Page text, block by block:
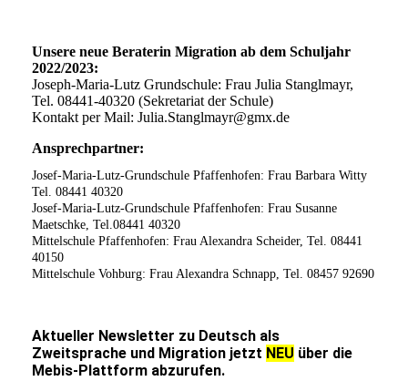
Unsere neue Beraterin Migration ab dem Schuljahr
2022/2023:
Joseph-Maria-Lutz Grundschule: Frau Julia Stanglmayr,
Tel. 08441-40320 (Sekretariat der Schule)
Kontakt per Mail: Julia.Stanglmayr@gmx.de
Ansprechpartner:
Josef-Maria-Lutz-Grundschule Pfaffenhofen: Frau Barbara Witty
Tel. 08441 40320
Josef-Maria-Lutz-Grundschule Pfaffenhofen: Frau Susanne
Maetschke, Tel.08441 40320
Mittelschule Pfaffenhofen: Frau Alexandra Scheider, Tel. 08441
40150
Mittelschule Vohburg: Frau Alexandra Schnapp, Tel. 08457 92690
Aktueller Newsletter zu Deutsch als
Zweitsprache und Migration jetzt NEU über die
Mebis-Plattform abzurufen.